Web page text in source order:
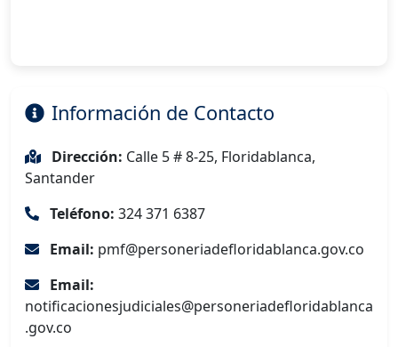
Información de Contacto
Dirección: Calle 5 # 8-25, Floridablanca,
Santander
Teléfono: 324 371 6387
Email: pmf@personeriadefloridablanca.gov.co
Email:
notificacionesjudiciales@personeriadefloridablanca
.gov.co